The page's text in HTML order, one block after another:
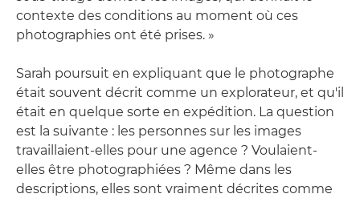
contexte des conditions au moment où ces
photographies ont été prises. »
Sarah poursuit en expliquant que le photographe
était souvent décrit comme un explorateur, et qu'il
était en quelque sorte en expédition. La question
est la suivante : les personnes sur les images
travaillaient-elles pour une agence ? Voulaient-
elles être photographiées ? Même dans les
descriptions, elles sont vraiment décrites comme